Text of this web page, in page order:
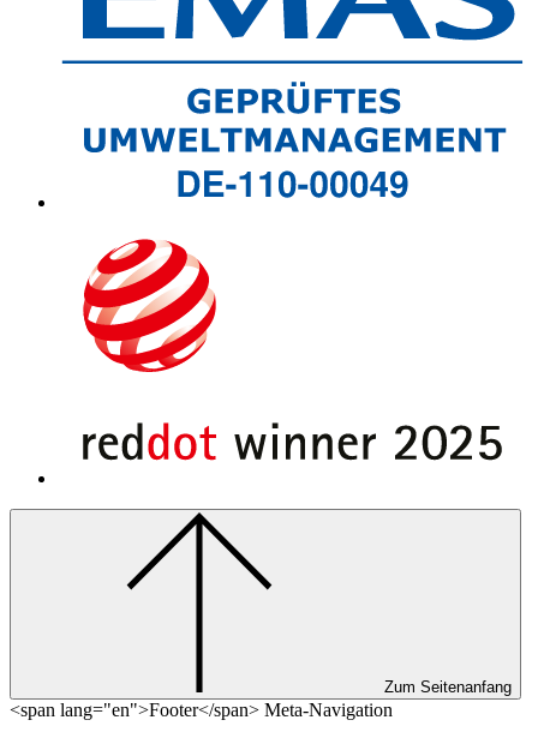
Zum Seitenanfang
<span lang="en">Footer</span> Meta-Navigation